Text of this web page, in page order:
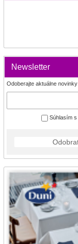
Newsletter
Odoberajte aktuálne novinky
Súhlasím s